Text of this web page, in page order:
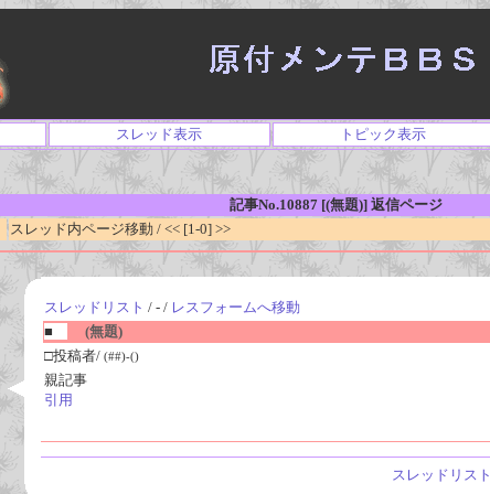
スレッド表示 トピック表示
記事No.10887 [(無題)] 返信ページ
スレッド内ページ移動 / << [1-0] >>
スレッドリスト / - / レスフォームへ移動
■
(無題)
□投稿者/ (##)-()
親記事
引用
スレッドリスト